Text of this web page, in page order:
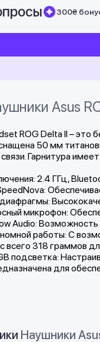
300₴
Asus
ROG Delta II –
50 мм
Гарнитура
2.4 ГГц,
микрофон:
Audio:
работы: С
всего 318 граммов
подсветка:
для
Наушники